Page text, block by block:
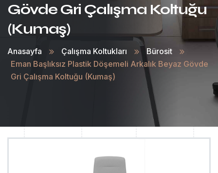
Gövde Gri Çalışma Koltuğu
(Kumaş)
Anasayfa Çalışma Koltukları
Bürosit
Eman Başlıksız Plastik Döşemeli Arkalık Beyaz Gövde
Gri Çalışma Koltuğu (Kumaş)